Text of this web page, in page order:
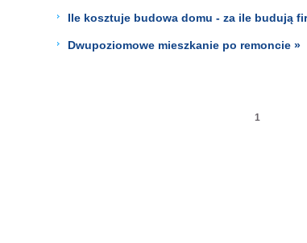
Ile kosztuje budowa domu - za ile budują
Dwupoziomowe mieszkanie po remoncie »
1